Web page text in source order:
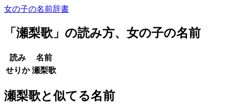
女の子の名前辞書
「 瀬梨歌 」の読み方、女の子の名前
読み
名前
せりか 瀬梨歌
瀬梨歌と似てる名前